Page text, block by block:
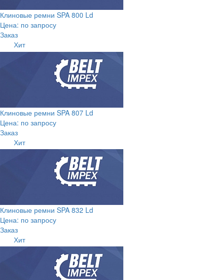
Клиновые ремни SPA 800 Ld
Цена: по запросу
Заказ
Хит
Клиновые ремни SPA 807 Ld
Цена: по запросу
Заказ
Хит
Клиновые ремни SPA 832 Ld
Цена: по запросу
Заказ
Хит